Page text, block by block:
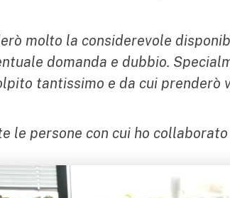
molto la considerevole
domanda e dubbio.
tantissimo e da cui
le persone con cui ho